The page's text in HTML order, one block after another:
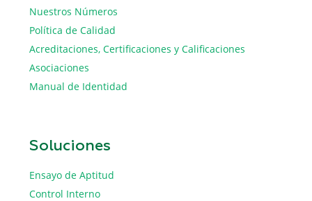
Nuestros Números
Política de Calidad
Acreditaciones, Certificaciones y Calificaciones
Asociaciones
Manual de Identidad
Soluciones
Ensayo de Aptitud
Control Interno